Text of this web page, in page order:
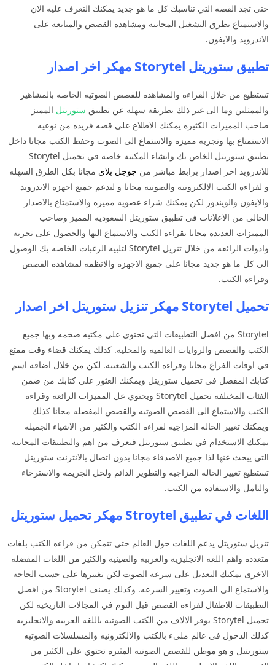
حتى تجد القصه التي تناسبك كل ما هو جديد يمكنك التعرف عليه الان
والاستمتاع بطرق التشغيل المجانيه ومشاهده القصص والمتابعه على
الاندرويد والايفون.
تطبيق ستوريتل Storytel مهكر اخر اصدار
تستطيع من خلال القراءه والمشاهده للقصص الصوتيه الخاصه بالمشاهير
والممثلين وما الى غير ذلك بطريقه سهله عن تطبيق ستوريتل المميز
صاحب المميزات الكثيره يمكنك الاطلاع على قصه فريده من نوعيه
الاستمتاع بها وتجربه مميزه والاستماع الى الصوت وحفظ الكتب مجانا داخل
تطبيق ستوريتل الخاص بك وانشاء المكتبه خاصه في تحميل Storytel
للاندرويد اخر اصدار برابط مباشر من جوجل بلاي مجانا بكل الطرق السهله
و لقراءه الكتب الالكترونيه والصوتيه مجانا و ليدعم جميع اجهزه الاندرويد
والايفون والويندوز لكن يمكنك شراء عضويه مميزه والاستمتاع بالاصدار
الخالي من الاعلانات في تطبيق ستوريتل السعوديه المميز وصاحب
المميزات العديده مجانا بقراءه الكتب والاستماع اليها والحصول على تجربه
وادوات الرائعه من خلال تنزيل Storytel لتلبيه الرغبات الخاصه بك الوصول
الى كل ما هو جديد مجانا على جميع الاجهزه والانظمه لمشاهده القصص
وقراءه الكتب.
تحميل Storytel مهكر تنزيل ستوريتل اخر اصدار
Storytel من افضل التطبيقات التي تحتوي على مكتبه ضخمه وبها جميع
الكتب والقصص والروايات العالميه والمحليه. كذلك يمكنك قضاء وقت ممتع
في اوقات الفراغ مجانا وقراءه الكتب والشعبيه. لكن من خلال اضافه اسم
كتابك المفضل في تحميل ستوريتل ويمكنك العثور على كتابك من ضمن
الفئات المختلفه تحميل Storytel ويحتوي عل المميزات الرائعه وقراءه
الكتب والاستماع الى القصص الصوتيه والقصص المفضله مجانا كذلك
ويمكنك تغيير الحاله المزاجيه لقراءه الكتب والكثير من الاشياء الجميله
يمكنك الاستخدام في تطبيق ستوريتل فيعرف من اهم والتطبيقات المجانيه
التي يبحث عنها لذا جميع الاصدقاء مجانا بدون اتصال بالانترنت ستوريتل
تستطيع تغيير الحاله المزاجيه والتطوير الدائم ولحل الجريمه والاسترخاء
والتامل والاستفاده من الكتب.
اللغات في تطبيق Stroytel مهكر تحميل ستوريتل
تنزيل ستوريتل يدعم اللغات حول العالم حتى تتمكن من قراءه الكتب بلغات
متعدده واهم اللغه الانجليزيه والعربيه والصينيه والكثير من اللغات المفضله
الاخرى يمكنك التعديل على سرعه الصوت لكن تغييرها على حسب الحاجه
والاستماع الى الصوت وتغيير السرعه. وكذلك يصنف Storytel من افضل
التطبيقات للاطفال لقراءه القصص قبل النوم في المجالات التاريخيه لكن
تحميل Storytel يوفر الالاف من الكتب الصوتيه باللغه العربيه والانجليزيه
كذلك الدخول في عالم مليء بالكتب والالكترونيه والمسلسلات الصوتيه
ستوريتيل و هو موطن للقصص الصوتيه المثيره تحتوي على الكثير من